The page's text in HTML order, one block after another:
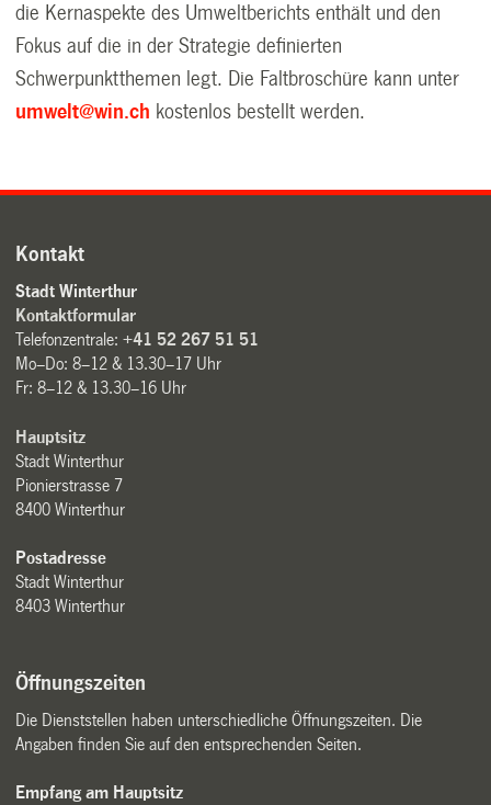
die Kernaspekte des Umweltberichts enthält und den
Fokus auf die in der Strategie definierten
Schwerpunktthemen legt. Die Faltbroschüre kann unter
umwelt@win.ch kostenlos bestellt werden.
Kontakt
Stadt Winterthur
Kontaktformular
Telefonzentrale:+41 52 267 51 51
Mo–Do: 8–12 & 13.30–17 Uhr
Fr: 8–12 & 13.30–16 Uhr
Hauptsitz
Stadt Winterthur
Pionierstrasse 7
8400 Winterthur
Postadresse
Stadt Winterthur
8403 Winterthur
Öffnungszeiten
Die Dienststellen haben unterschiedliche Öffnungszeiten. Die
Angaben finden Sie auf den entsprechenden Seiten.
Empfang am Hauptsitz